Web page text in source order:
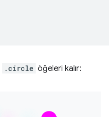
.circle öğeleri kalır: